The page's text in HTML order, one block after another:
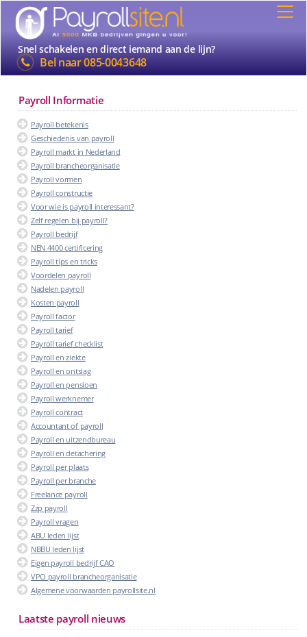
Snel schakelen en direct iemand aan de lijn?
Bel naar085-0043648
Payroll Informatie
Payroll betekenis
Geschiedenis van payroll
Payroll markt in Nederland
Payroll brancheorganisatie
Payroll vormen
Payroll constructie
Voor wie is payroll interessant?
Zelf regelen bij payroll?
Payroll bedrijf
NEN 4400 certificering
Payroll tips en tricks
Voordelen payroll
Nadelen payroll
Kosten payroll
Payroll factor
Payroll tarief
Payroll tarief checklist
Payroll en ziekte
Payroll en ontslag
Payroll en pensioen
Payroll werknemer
Payroll contract
Accountant of payroll
Payroll en uitzendbureau
Payroll en detachering
Payroll per plaats
Payroll per branche
Freelance payroll
Zzp payroll
Payroll vragen
ABU leden lijst
NBBU leden lijst
Eigen payroll bedrijf CAO
VPO payroll brancheorganisatie
Algemene voorwaarden payrollsite.nl
Laatste payroll nieuws